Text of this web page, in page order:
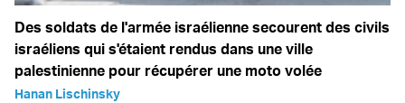
Des soldats de l'armée israélienne secourent des civils
israéliens qui s'étaient rendus dans une ville
palestinienne pour récupérer une moto volée
Hanan Lischinsky